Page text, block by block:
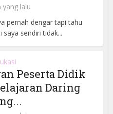
yang lalu
pernah dengar tapi tahu
saya sendiri tidak...
Peserta Didik
Daring